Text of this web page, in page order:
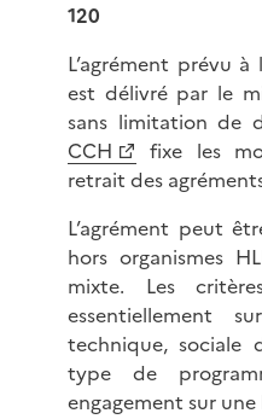
120
L’agrément prévu à
est délivré par le
sans limitation de
CCH
fixe les
retrait des
L’agrément peut
hors organismes
mixte. Les
essentiellement
technique, sociale
type de
engagement sur